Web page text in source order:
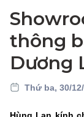
thông
Dương
Thứ ba, 30/